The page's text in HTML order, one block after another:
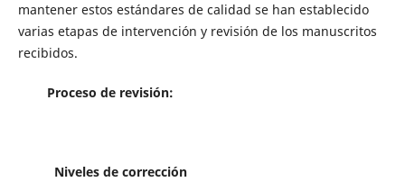
mantener estos estándares de calidad se han establecido
varias etapas de intervención y revisión de los manuscritos
recibidos.
Proceso de revisión:
Niveles de corrección